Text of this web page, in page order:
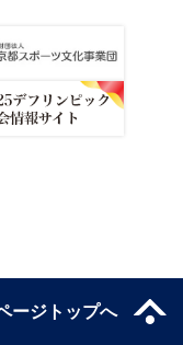
ージトップへ